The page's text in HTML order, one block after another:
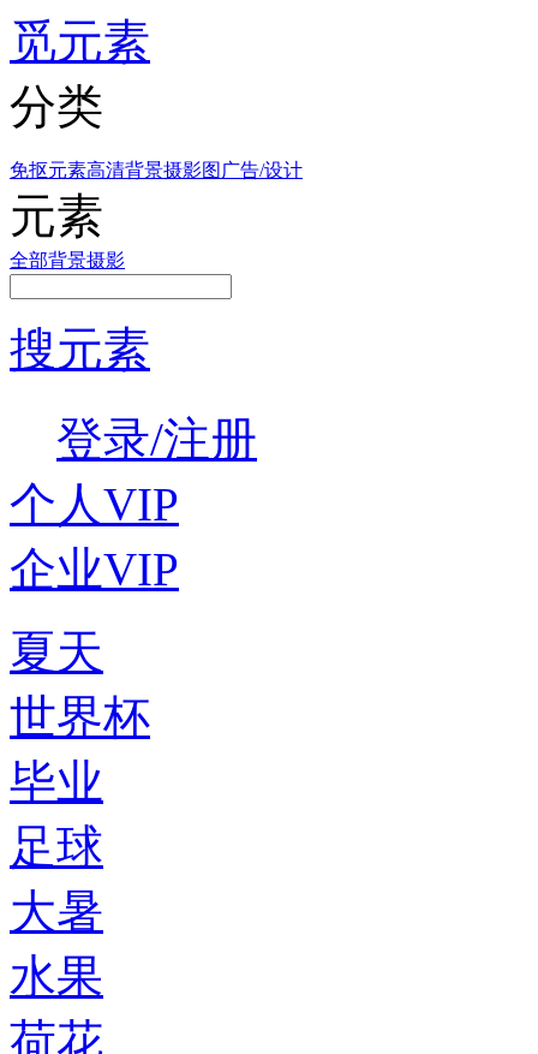
觅元素
分类
免抠元素高清背景摄影图 广告/设计
元素
全部背景摄影
搜元素
登录/注册
个人VIP
企业VIP
夏天
世界杯
毕业
足球
大暑
水果
荷花